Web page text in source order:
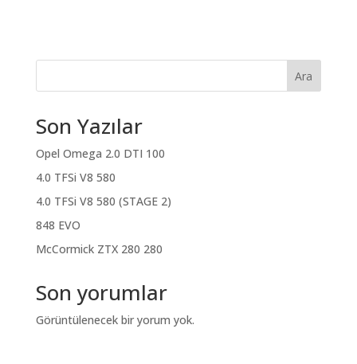
Ara
Son Yazılar
Opel Omega 2.0 DTI 100
4.0 TFSi V8 580
4.0 TFSi V8 580 (STAGE 2)
848 EVO
McCormick ZTX 280 280
Son yorumlar
Görüntülenecek bir yorum yok.